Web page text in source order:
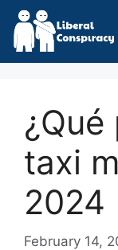
Skip
content
taxi
2024
February 14,